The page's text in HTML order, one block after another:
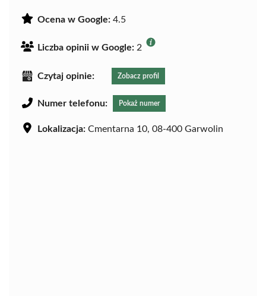
Ocena w Google: 4.5
Liczba opinii w Google: 2
Czytaj opinie: Zobacz profil
Numer telefonu: Pokaż numer
Lokalizacja: Cmentarna 10, 08-400 Garwolin